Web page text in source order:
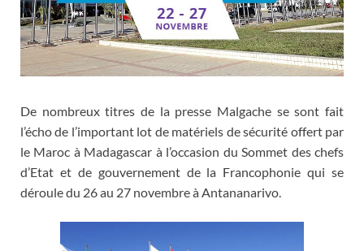
De nombreux titres de la presse Malgache se sont fait
l’écho de l’important lot de matériels de sécurité offert par
le Maroc à Madagascar à l’occasion du Sommet des chefs
d’Etat et de gouvernement de la Francophonie qui se
déroule du 26 au 27 novembre à Antananarivo.